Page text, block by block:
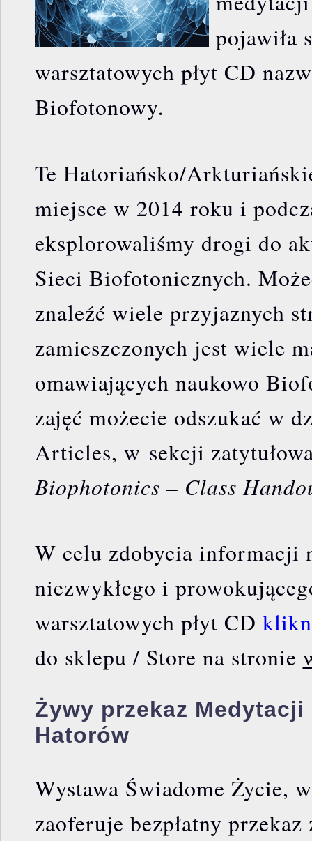
pojawiła
warsztatowych płyt CD
Biofotonowy.
Te Hatoriańsko/
miejsce w 2014 roku i
eksplorowaliśmy drogi do
Sieci Biofotonicznych.
znaleźć wiele przyjaznych
zamieszczonych jest wiele
omawiających naukowo
zajęć możecie odszukać w
Articles, w sekcji
Biophotonics – Class
W celu zdobycia informacji
niezwykłego i
warsztatowych płyt CD
do sklepu / Store na stronie
Żywy przekaz Medytacji
Hatorów
Wystawa Świadome Życie,
zaoferuje bezpłatny